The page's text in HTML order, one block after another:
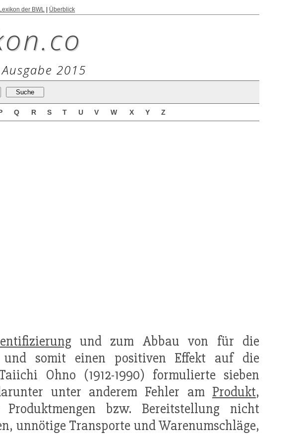
Lexikon der BWL Überblick
2015
Q R S T U V W X Y Z
und zum Abbau von für die
somit einen positiven Effekt auf die
Ohno (1912-1990) formulierte sieben
unter anderem Fehler am Produkt,
bzw. Bereitstellung nicht
unnötige Transporte und Warenumschläge,